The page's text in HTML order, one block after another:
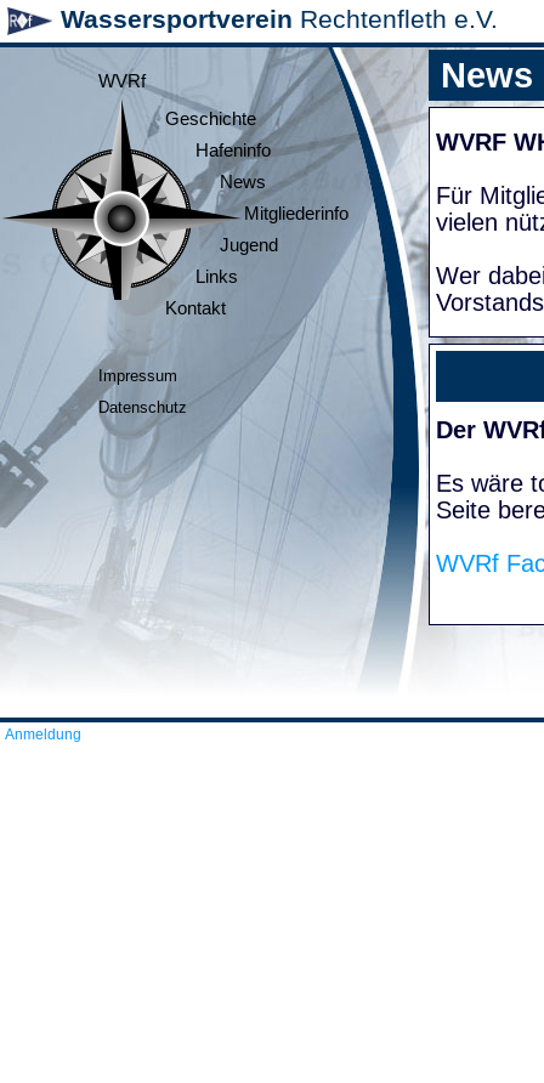
Wassersportverein Rechtenfleth e.V.
WVRf
Geschichte
Hafeninfo
News
Mitgliederinfo
Jugend
Links
Kontakt
Impressum
Datenschutz
News
WVRF
Für
vielen
Wer
Der
Es wäre
Seite
WVRf
Anmeldung